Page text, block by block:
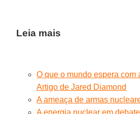
Leia mais
O que o mundo espera com
Artigo de Jared Diamond
A ameaça de armas
A energia nuclear em